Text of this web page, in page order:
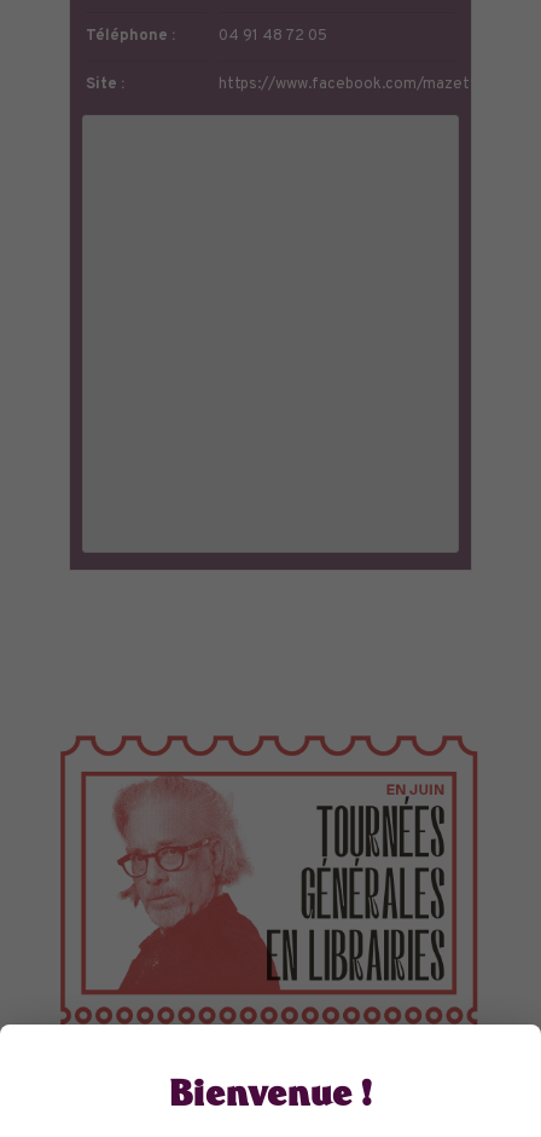
Téléphone : 04 91 48 72 05
Site : https://www.facebook.com/
TOURNÉES GÉNÉRALES
Bienvenue !